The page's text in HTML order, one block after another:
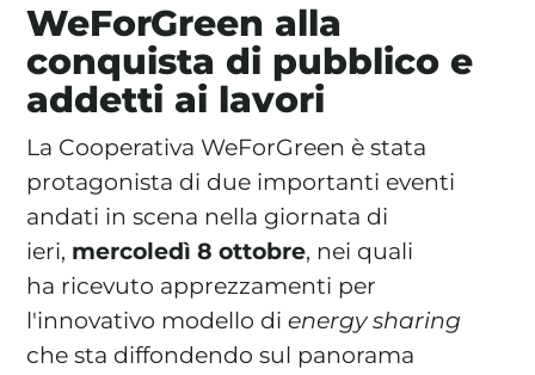
FOTOVOLTAICO A DISTANZA
FAQ
CONTATTI
PASSA A WEFORGREEN
WeForGreen alla
conquista di pubblico e
addetti ai lavori
La Cooperativa WeForGreen è stata
protagonista di due importanti eventi
andati in scena nella giornata di
ieri, mercoledì 8 ottobre, nei quali
ha ricevuto apprezzamenti per
l'innovativo modello dienergy sharing
che sta diffondendo sul panorama